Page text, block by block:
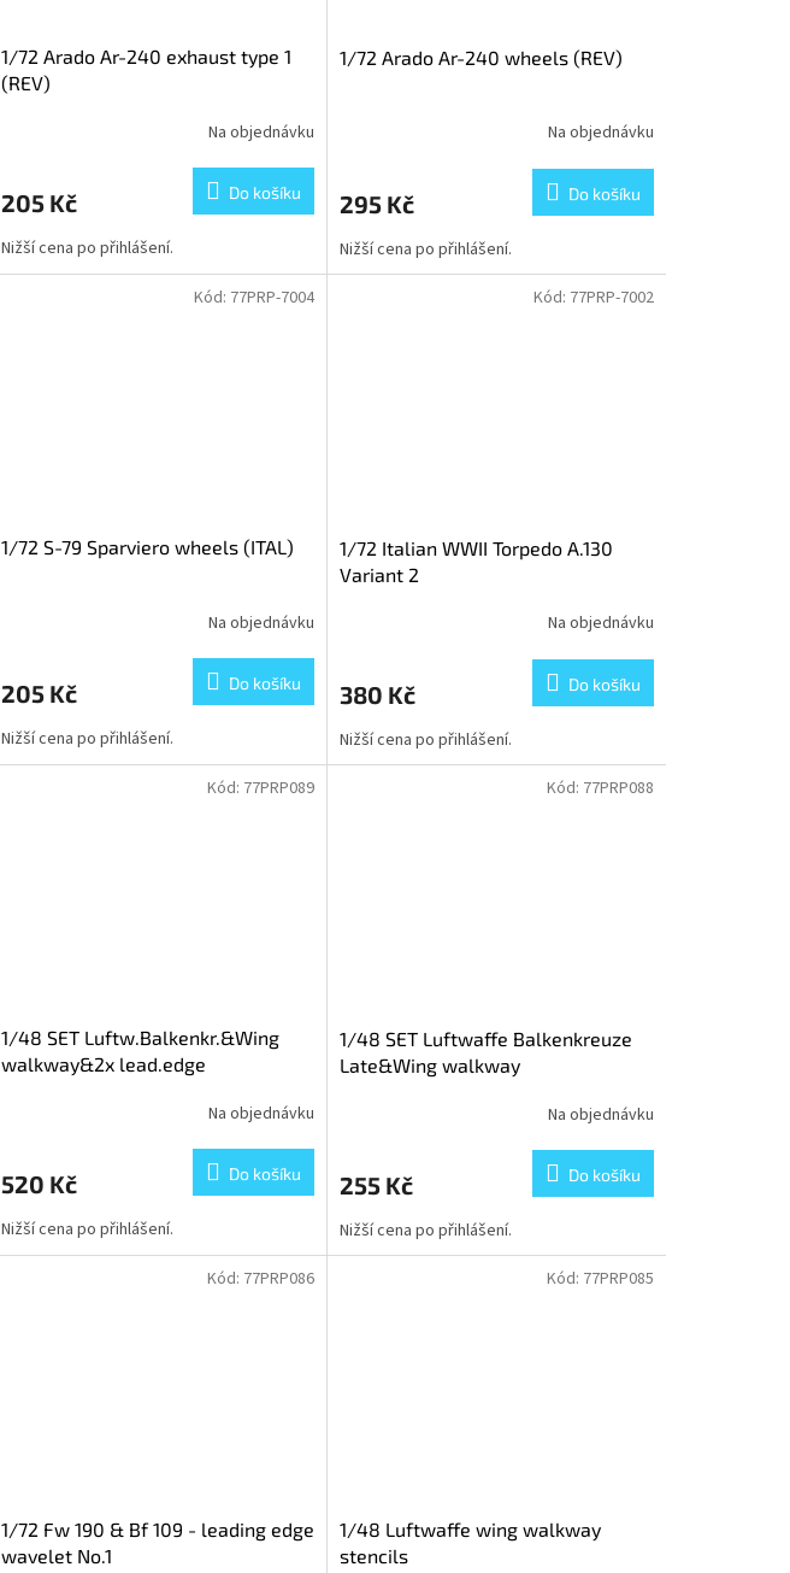
1/72 Arado Ar-240 exhaust type 1
(REV)
Na objednávku
205 Kč Do košíku
Nižší cena po přihlášení.
1/72 Arado Ar-240 wheels (REV)
Na objednávku
295 Kč Do košíku
Nižší cena po přihlášení.
1/72 S-79 Sparviero wheels (ITAL)
Na objednávku
205 Kč Do košíku
Nižší cena po přihlášení.
Kód: 77PRP-7004
1/72 Italian WWII Torpedo A.130
Variant 2
Na objednávku
380 Kč Do košíku
Nižší cena po přihlášení.
Kód: 77PRP-7002
1/48 SET Luftw.Balkenkr.&Wing
walkway&2x lead.edge
Na objednávku
520 Kč Do košíku
Nižší cena po přihlášení.
Kód: 77PRP089
1/48 SET Luftwaffe Balkenkreuze
Late&Wing walkway
Na objednávku
255 Kč Do košíku
Nižší cena po přihlášení.
Kód: 77PRP088
1/72 Fw 190 & Bf 109 - leading edge
wavelet No.1
Kód: 77PRP086
1/48 Luftwaffe wing walkway
stencils
Kód: 77PRP085